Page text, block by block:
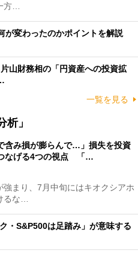
方…
が変わったのかポイントを解説
山財務相の「円資産への投資拡
一覧を見る
」
含み損が膨らんで…」損失を投資
なげる4つの視点 「…
まり、7月中旬にはキオクシアホ
るな…
・S&P500は足踏み」が意味する